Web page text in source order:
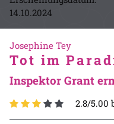
14.10.2024
Josephine Tey
Tot im
Inspektor Grant
2.8/5.00